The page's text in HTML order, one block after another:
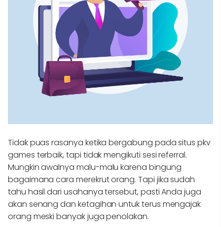
Tidak puas rasanya ketika bergabung pada situs pkv
games terbaik, tapi tidak mengikuti sesi referral.
Mungkin awalnya malu-malu karena bingung
bagaimana cara merekrut orang. Tapi jika sudah
tahu hasil dari usahanya tersebut, pasti Anda juga
akan senang dan ketagihan untuk terus mengajak
orang meski banyak juga penolakan.